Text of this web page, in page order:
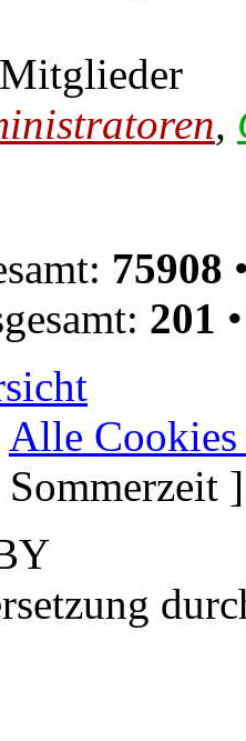
,
75908
201
Alle Cookies
]